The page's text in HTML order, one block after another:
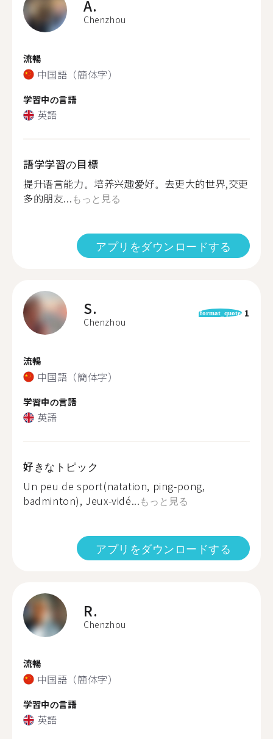
A.
Chenzhou
流暢
中国語（簡体字）
学習中の言語
英語
語学学習の目標
提升语言能力。培养兴趣爱好。去更大的世界,交更
多的朋友...もっと見る
アプリをダウンロードする
S.
Chenzhou
format_quote 1
流暢
中国語（簡体字）
学習中の言語
英語
好きなトピック
Un peu de sport(natation, ping-pong,
badminton), Jeux-vidé...もっと見る
アプリをダウンロードする
R.
Chenzhou
流暢
中国語（簡体字）
学習中の言語
英語